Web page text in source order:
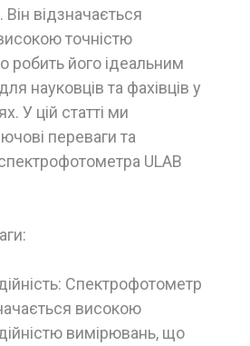
відзначається
точністю
робить його ідеальним
науковців та фахівців у
У цій статті ми
переваги та
ULAB
Спектрофотометр
високою
вимірювань, що